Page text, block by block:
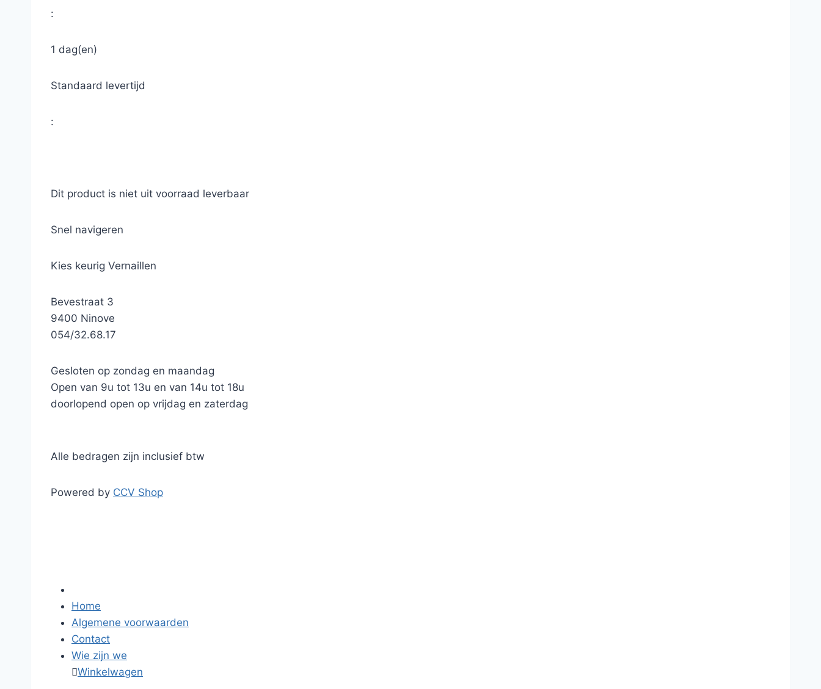
:
1 dag(en)
Standaard levertijd
:
Dit product is niet uit voorraad leverbaar
Snel navigeren
Kies keurig Vernaillen
Bevestraat 3
9400 Ninove
054/32.68.17
Gesloten op zondag en maandag
Open van 9u tot 13u en van 14u tot 18u
doorlopend open op vrijdag en zaterdag
Alle bedragen zijn inclusief btw
Powered by CCV Shop
Home
Algemene voorwaarden
Contact
Wie zijn we
Winkelwagen